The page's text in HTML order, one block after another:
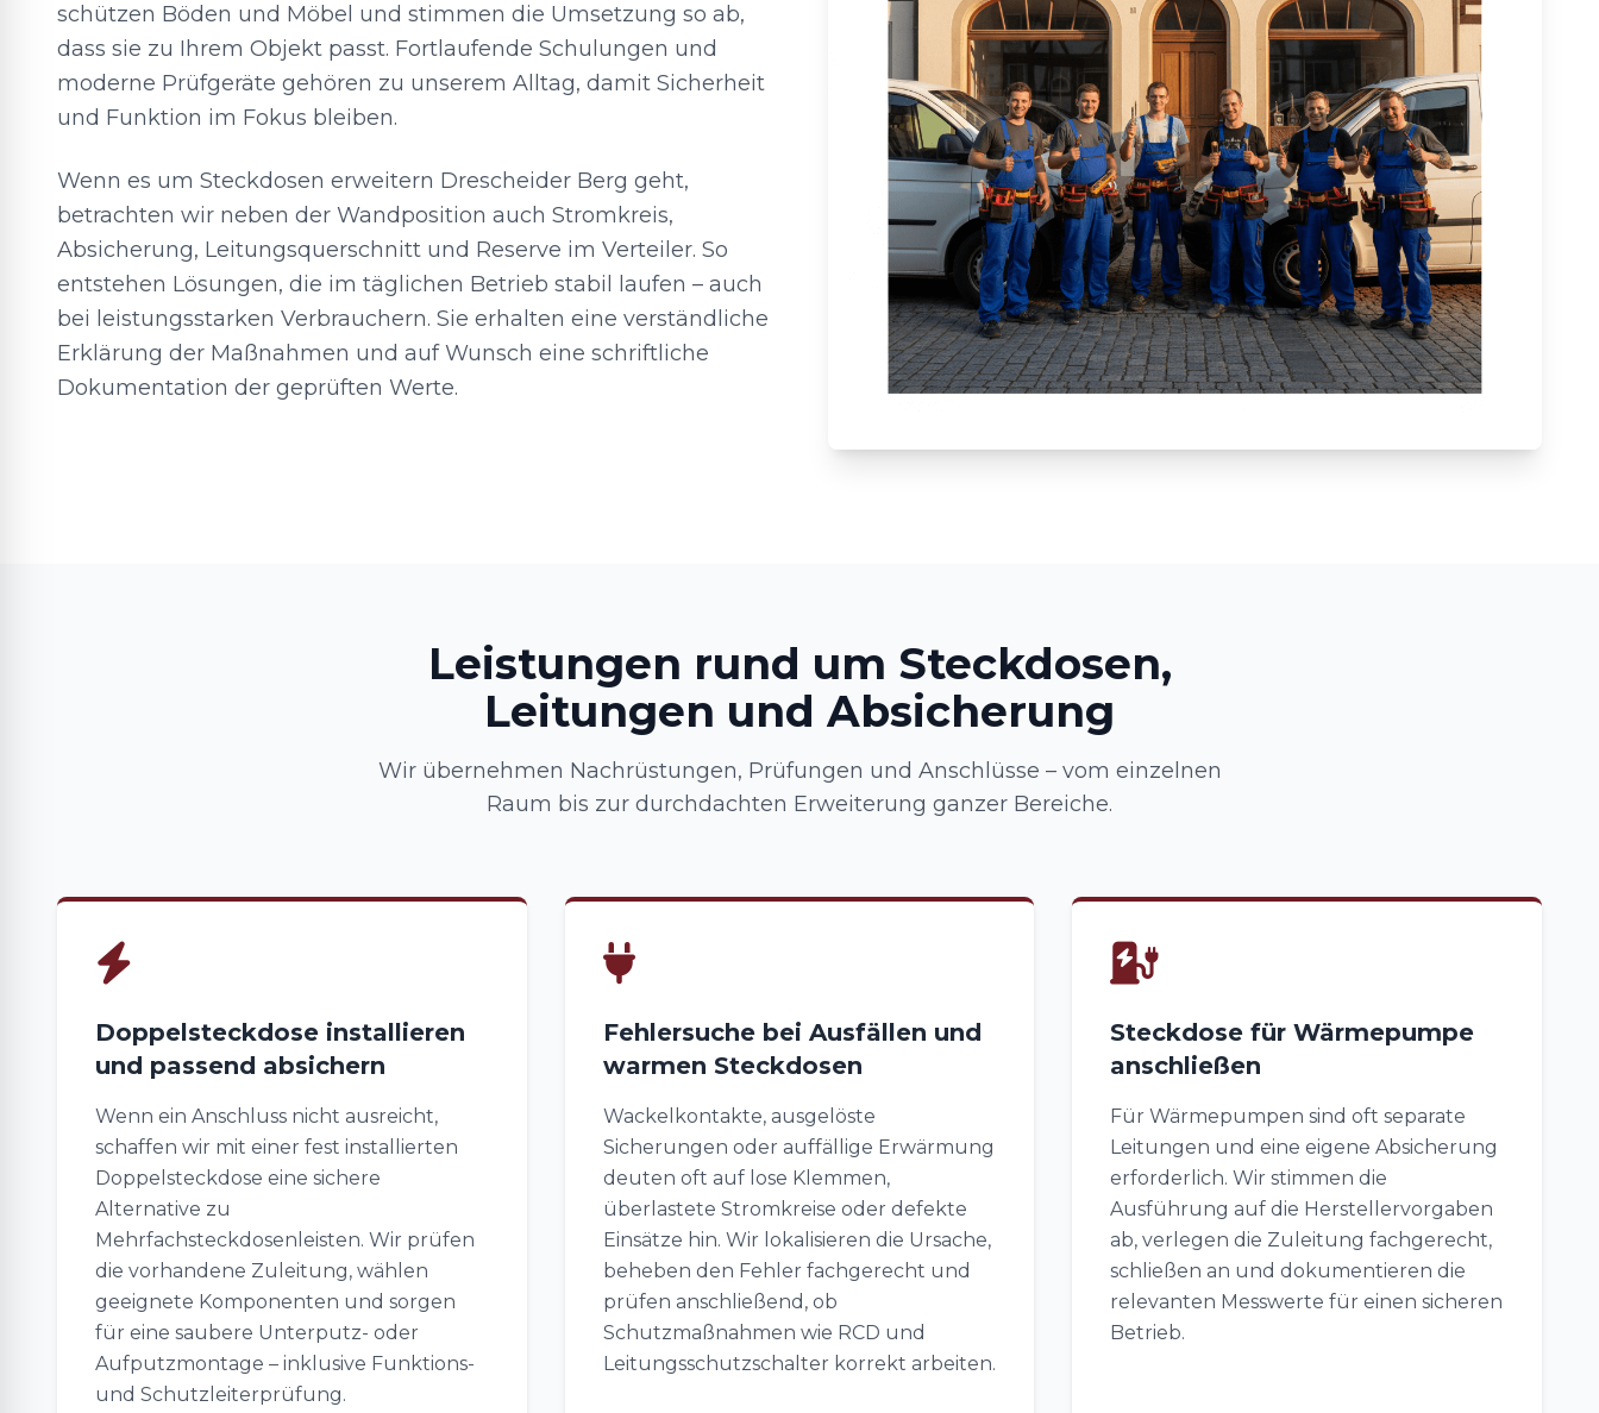
schützen Böden und Möbel und stimmen die Umsetzung so ab,
dass sie zu Ihrem Objekt passt. Fortlaufende Schulungen und
moderne Prüfgeräte gehören zu unserem Alltag, damit Sicherheit
und Funktion im Fokus bleiben.
Wenn es um Steckdosen erweitern Drescheider Berg geht,
betrachten wir neben der Wandposition auch Stromkreis,
Absicherung, Leitungsquerschnitt und Reserve im Verteiler. So
entstehen Lösungen, die im täglichen Betrieb stabil laufen – auch
bei leistungsstarken Verbrauchern. Sie erhalten eine verständliche
Erklärung der Maßnahmen und auf Wunsch eine schriftliche
Dokumentation der geprüften Werte.
Leistungen rund um Steckdosen,
Leitungen und Absicherung
Wir übernehmen Nachrüstungen, Prüfungen und Anschlüsse – vom einzelnen
Raum bis zur durchdachten Erweiterung ganzer Bereiche.
Doppelsteckdose installieren
und passend absichern
Wenn ein Anschluss nicht ausreicht,
schaffen wir mit einer fest installierten
Doppelsteckdose eine sichere
Alternative zu
Mehrfachsteckdosenleisten. Wir prüfen
die vorhandene Zuleitung, wählen
geeignete Komponenten und sorgen
für eine saubere Unterputz- oder
Aufputzmontage – inklusive Funktions-
und Schutzleiterprüfung.
Fehlersuche bei Ausfällen und
warmen Steckdosen
Wackelkontakte, ausgelöste
Sicherungen oder auffällige Erwärmung
deuten oft auf lose Klemmen,
überlastete Stromkreise oder defekte
Einsätze hin. Wir lokalisieren die Ursache,
beheben den Fehler fachgerecht und
prüfen anschließend, ob
Schutzmaßnahmen wie RCD und
Leitungsschutzschalter korrekt arbeiten.
Steckdose für Wärmepumpe
anschließen
Für Wärmepumpen sind oft separate
Leitungen und eine eigene Absicherung
erforderlich. Wir stimmen die
Ausführung auf die Herstellervorgaben
ab, verlegen die Zuleitung fachgerecht,
schließen an und dokumentieren die
relevanten Messwerte für einen sicheren
Betrieb.